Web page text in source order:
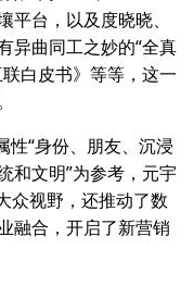
台，以及度晓晓、
异曲同工之妙的“全真
白皮书》等等，这一
“身份、朋友、沉浸
和文明”为参考，元宇
众视野，还推动了数
融合，开启了新营销